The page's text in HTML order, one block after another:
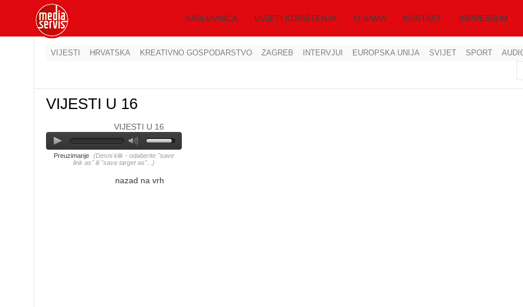
NASLOVNICA UVJETI KORIŠTENJA O NAMA KONTAKT IMPRESSUM
VIJESTI HRVATSKA KREATIVNO GOSPODARSTVO ZAGREB INTERVJUI EUROPSKA UNIJA SVIJET SPORT
VIJESTI U 16
VIJESTI U 16
Preuzimanje (Desni klik - odaberite "save
link as" ili "save target as"...)
nazad na vrh